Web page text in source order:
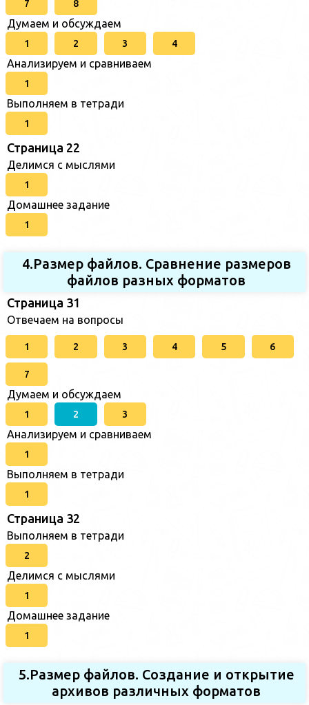
7 8
Думаем и обсуждаем
1 2 3 4
Анализируем и сравниваем
1
Выполняем в тетради
1
Страница 22
Делимся с мыслями
1
Домашнее задание
1
4.Размер файлов. Сравнение размеров
файлов разных форматов
Страница 31
Отвечаем на вопросы
1 2 3 4 5 6
7
Думаем и обсуждаем
1 2 3
Анализируем и сравниваем
1
Выполняем в тетради
1
Страница 32
Выполняем в тетради
2
Делимся с мыслями
1
Домашнее задание
1
5.Размер файлов. Создание и открытие
архивов различных форматов